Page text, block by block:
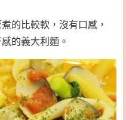
的比較軟，沒有口感，
的義大利麵。